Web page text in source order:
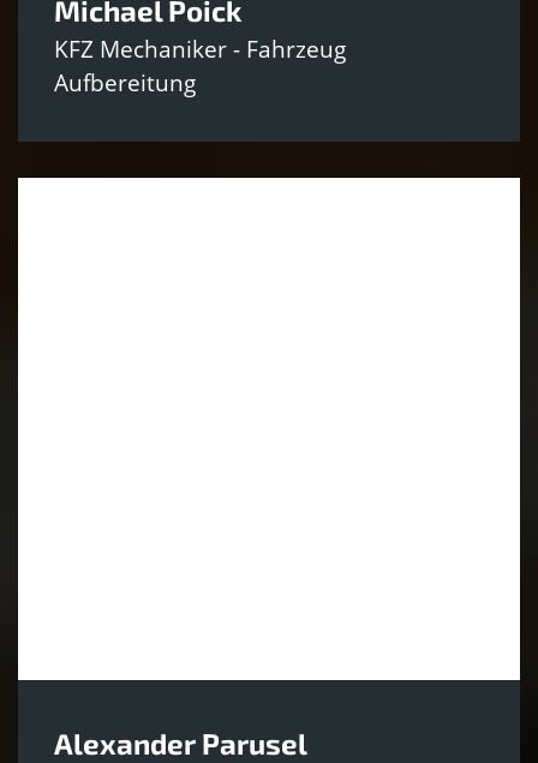
Michael Poick
KFZ Mechaniker - Fahrzeug
Aufbereitung
Alexander Parusel